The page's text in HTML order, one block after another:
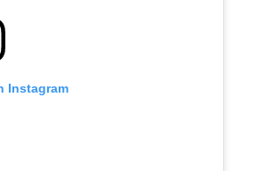
Instagram